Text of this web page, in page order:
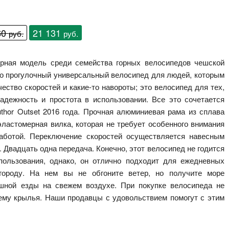
руб. 21 131 руб.
модель среди семейства горных велосипедов чешской
прогулочный универсальный велосипед для людей, которым
скоростей и какие-то навороты; это велосипед для тех,
и простота в использовании. Все это сочетается
Outset 2016 года. Прочная алюминиевая рама из сплава
вилка, которая не требует особенного внимания
Переключение скоростей осуществляется навесным
одна передача. Конечно, этот велосипед не годится
однако, он отлично подходит для ежедневных
На нем вы не обгоните ветер, но получите море
езды на свежем воздухе. При покупке велосипеда не
крылья. Наши продавцы с удовольствием помогут с этим